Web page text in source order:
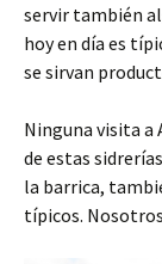
servir también
hoy en día es
se sirvan
Ninguna visita a
de estas
la barrica,
típicos.